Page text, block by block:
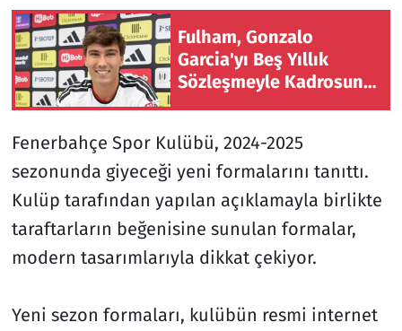
Fulham, Gonzalo
Garcia'yı Beş Yıllık
Sözleşmeyle Kadrosuna
Fenerbahçe Spor Kulübü, 2024-2025
sezonunda giyeceği yeni formalarını tanıttı.
Kulüp tarafından yapılan açıklamayla birlikte
taraftarların beğenisine sunulan formalar,
modern tasarımlarıyla dikkat çekiyor.
Yeni sezon formaları, kulübün resmi internet